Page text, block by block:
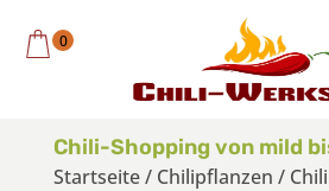
0
Chili-Shopping von mild
Startseite/ Chilipflanzen /